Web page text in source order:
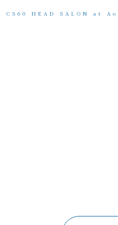
CS60 HEAD SALON at